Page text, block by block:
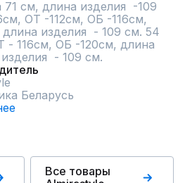
71 см, длина изделия  -109
ОТ -112см, ОБ -116см,
изделия  - 109 см. 54
- 116см, ОБ -120см, длина
- 109 см.
Беларусь
Все товары